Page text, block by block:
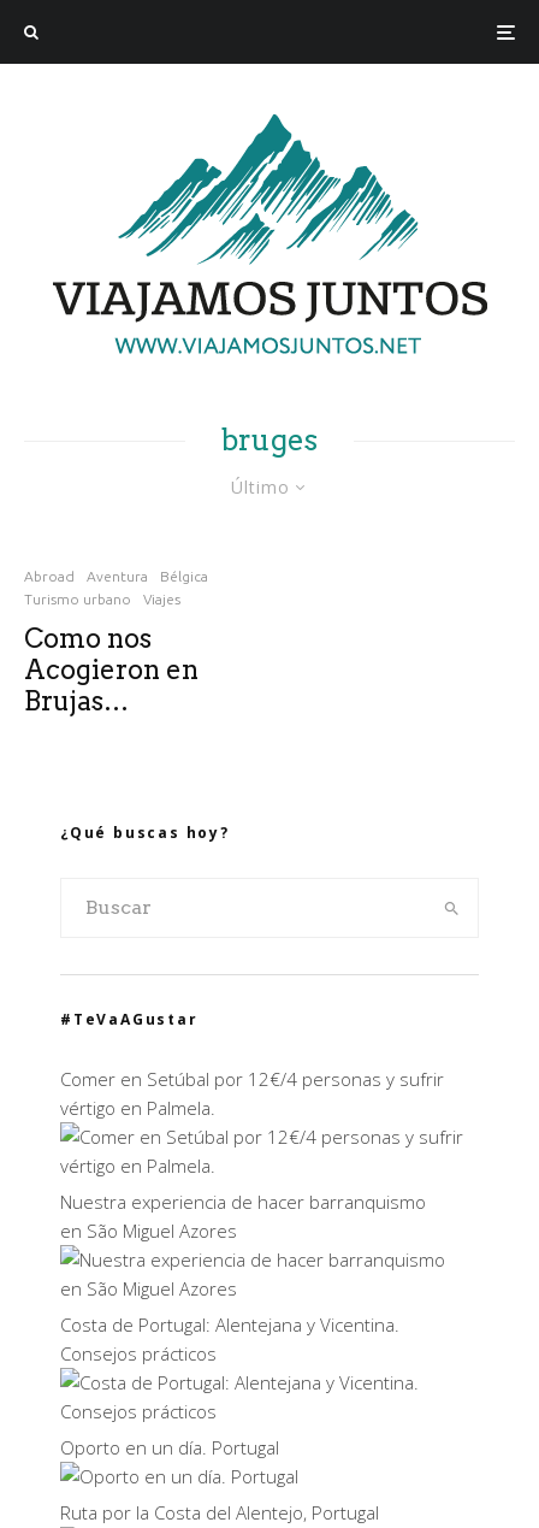
bruges
Último
Abroad Aventura
Bélgica
Turismo urbano
Viajes
Como nos
Acogieron en
Brujas…
¿Qué buscas hoy?
#TeVaAGustar
Comer en Setúbal por 12€/4 personas y sufrir
vértigo en Palmela.
Nuestra experiencia de hacer barranquismo
en São Miguel Azores
Costa de Portugal: Alentejana y Vicentina.
Consejos prácticos
Oporto en un día. Portugal
Ruta por la Costa del Alentejo, Portugal